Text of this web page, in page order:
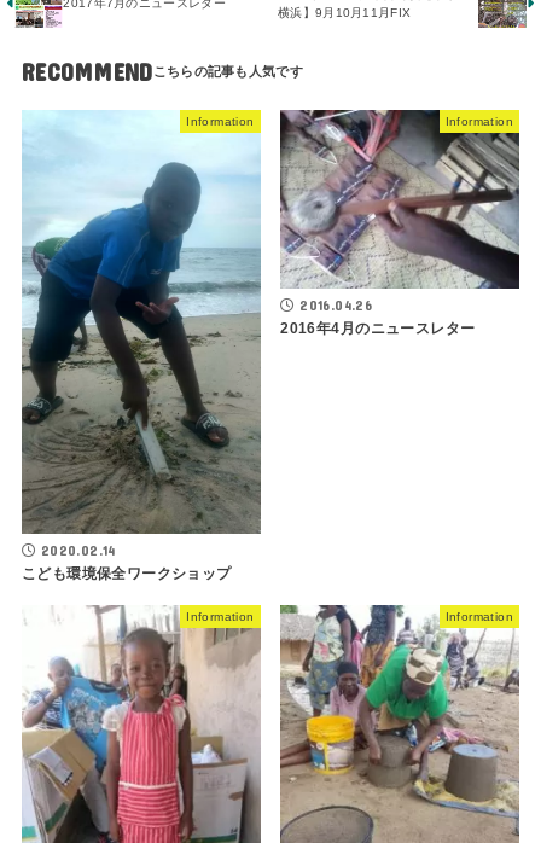
2017年7月のニュースレター
横浜】9月10月11月FIX
RECOMMEND
Information
2020.02.14
こども環境保全ワークショップ
Information
2016.04.26
2016年4月のニュースレター
Information Information